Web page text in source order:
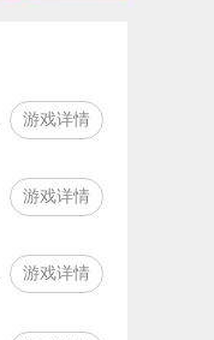
游戏详情
游戏详情
游戏详情